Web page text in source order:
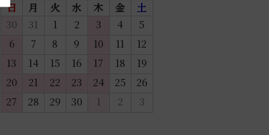
日 月 火 水 木 金
土
30
31 1 2 3 4
5
6
7 8 9 10 11
12
13
14 15 16 17 18
19
20
21 22 23 24 25
26
27
28 29 30 1 2 3